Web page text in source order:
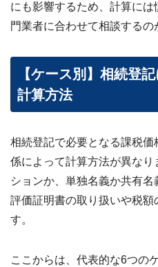
にも影響するため、計算に
門業者に合わせて相談するの
【ケース別】相続登
計算方法
相続登記で必要となる課税
係によって計算方法が異な
ションか、単独名義か共有名
評価証明書の取り扱いや税
す。
ここからは、代表的な6つの